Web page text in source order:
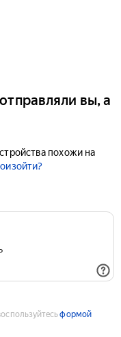
вы, а
похожи на
формой